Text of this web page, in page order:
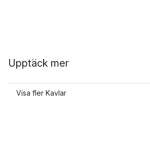
Upptäck mer
Visa fler Kavlar